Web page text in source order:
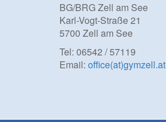
BG/BRG Zell am See
Karl-Vogt-Straße 21
5700 Zell am See
Tel: 06542 / 57119
Email: office(at)gymzell.at